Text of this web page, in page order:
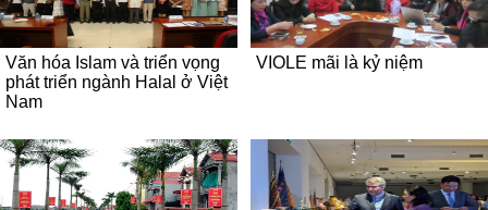
VIOLE mãi là kỷ niệm
Văn hóa Islam và triển vọng
phát triển ngành Halal ở Việt
Nam